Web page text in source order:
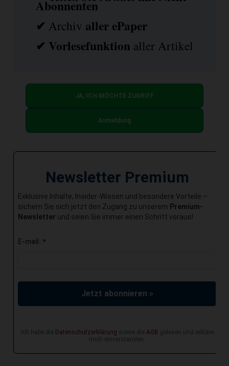
Abonnenten
✔ Archiv aller ePaper
✔ Vorlesefunktion aller Artikel
JA, ICH MÖCHTE ZUGRIFF
Anmeldung
Newsletter Premium
Exklusive Inhalte, Insider-Wissen und besondere Vorteile –
sichern Sie sich jetzt den Zugang zu unserem Premium-
Newsletter und seien Sie immer einen Schritt voraus!
E-mail: *
Jetzt abonnieren »
Ich habe die Datenschutzerklärung sowie die AGB gelesen und erkläre
mich einverstanden.